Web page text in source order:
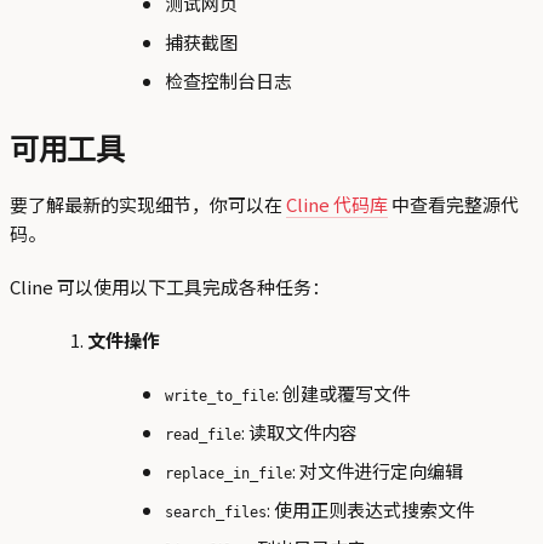
捕获截图
检查控制台日志
可用工具
要了解最新的实现细节，你可以在Cline 代码库中查看完整源代
码。
Cline 可以使用以下工具完成各种任务：
文件操作
write_to_file: 创建或覆写文件
read_file: 读取文件内容
replace_in_file: 对文件进行定向编辑
search_files: 使用正则表达式搜索文件